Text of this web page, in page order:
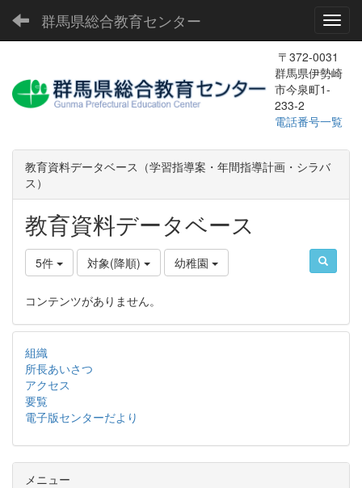
群馬県総合教育センター
〒372-0031
群馬県伊勢崎
市今泉町1-
233-2
電話番号一覧
教育資料データベース（学習指導案・年間指導計画・シラバ
ス）
教育資料データベース
5件 対象(降順) 幼稚園
コンテンツがありません。
組織
所長あいさつ
アクセス
要覧
電子版センターだより
メニュー